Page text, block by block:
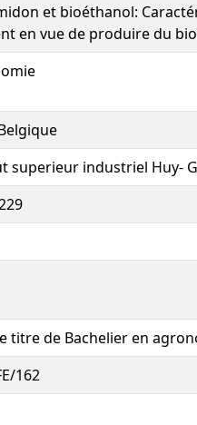
et bioéthanol:
en vue de produire du
superieur industriel Huy-
titre de Bachelier en
162